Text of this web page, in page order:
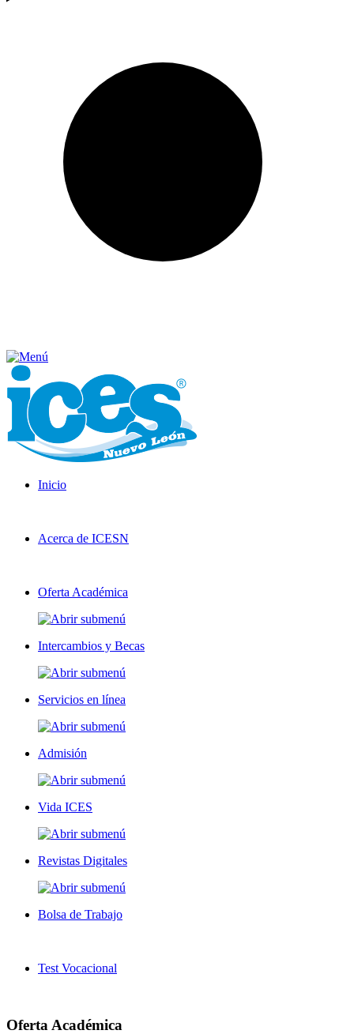
Inicio
Acerca de ICESN
Oferta Académica
Intercambios y Becas
Servicios en línea
Admisión
Vida ICES
Revistas Digitales
Bolsa de Trabajo
Test Vocacional
Oferta Académica